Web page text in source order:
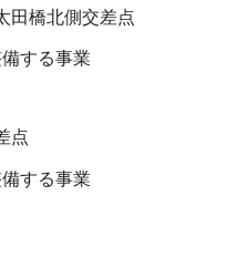
田橋北側交差点
する事業
点
する事業